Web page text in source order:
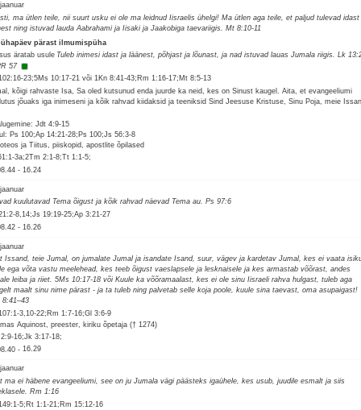
ma ütlen teile, nii suurt usku ei ole ma leidnud Iisraelis ühelgi! Ma ütlen aga teile, et paljud tulevad idast
ning istuvad lauda Aabrahami ja Iisaki ja Jaakobiga taevariigis. Mt 8:10-11
pärast ilmumispüha
äratab usule Tuleb inimesi idast ja läänest, põhjast ja lõunast, ja nad istuvad lauas Jumala riigis. Lk
57
23;5Ms 10:17-21 või 1Kn 8:41-43;Rm 1:16-17;Mt 8:5-13
kõigi rahvaste Isa, Sa oled kutsunud enda juurde ka neid, kes on Sinust kaugel. Aita, et evangeeliumi
jõuaks iga inimeseni ja kõik rahvad kiidaksid ja teeniksid Sind Jeesuse Kristuse, Sinu Poja, meie
Jdt 4:9-15
Ps 100;Ap 14:21-28;Ps 100;Js 56:3-8
ja Tiitus, piiskopid, apostlite õpilased
3a;2Tm 2:1-8;Tt 1:1-5;
- 16.24
kuulutavad Tema õigust ja kõik rahvad näevad Tema au. Ps 97:6
8,14;Js 19:19-25;Ap 3:21-27
- 16.26
Issand, teie Jumal, on jumalate Jumal ja isandate Isand, suur, vägev ja kardetav Jumal, kes ei vaata
ega võta vastu meelehead, kes teeb õigust vaeslapsele ja lesknaisele ja kes armastab võõrast, andes
leiba ja riiet. 5Ms 10:17-18 või Kuule ka võõramaalast, kes ei ole sinu Iisraeli rahva hulgast, tuleb aga
maalt sinu nime pärast - ja ta tuleb ning palvetab selle koja poole, kuule sina taevast, oma asupaigast!
8:41–43
3,10-22;Rm 1:7-16;Gl 3:6-9
Aquinost, preester, kiriku õpetaja († 1274)
16;Jk 3:17-18;
- 16.29
ma ei häbene evangeeliumi, see on ju Jumala vägi päästeks igaühele, kes usub, juudile esmalt ja siis
Rm 1:16
5;Rt 1:1-21;Rm 15:12-16